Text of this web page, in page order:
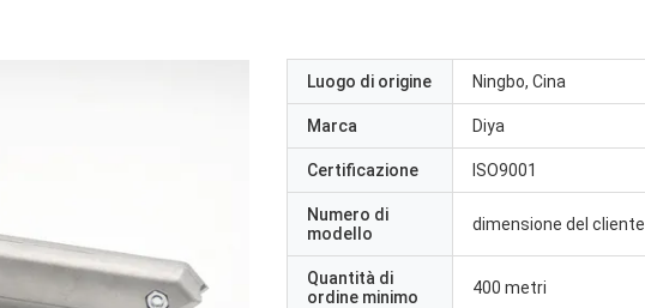
Luogo di origine Ningbo, Cina
Marca Diya
Certificazione ISO9001
Numero di
modello
dimensione del cliente
Quantità di
ordine minimo
400 metri